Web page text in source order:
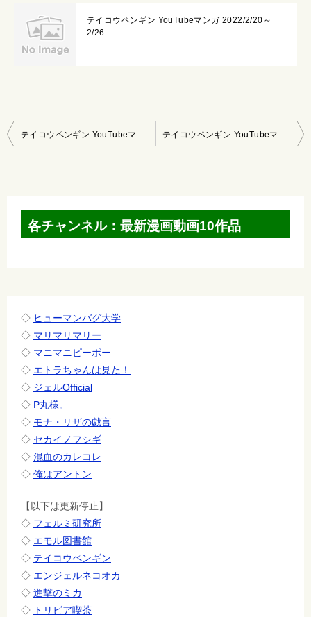
テイコウペンギン YouTubeマンガ 2022/2/20～
2/26
投
テイコウペンギン YouTubeマンガ 2020/10/25～11/7 テイコウペンギン YouTubeマンガ 2020/11/22～11/28
各チャンネル：最新漫画動画10作品
◇ ヒューマンバグ大学
◇ マリマリマリー
◇ マニマニピーポー
◇ エトラちゃんは見た！
◇ ジェルOfficial
◇ P丸様。
◇ モナ・リザの戯言
◇ セカイノフシギ
◇ 混血のカレコレ
◇ 俺はアントン
【以下は更新停止】
◇ フェルミ研究所
◇ エモル図書館
◇ テイコウペンギン
◇ エンジェルネコオカ
◇ 進撃のミカ
◇ トリビア喫茶